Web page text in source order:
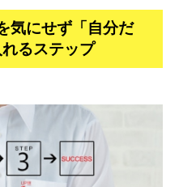
気にせず「自分だ
るステップ